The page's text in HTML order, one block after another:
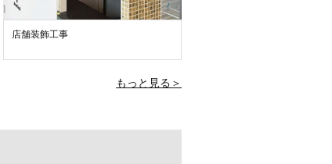
店舗装飾工事
もっと見る＞